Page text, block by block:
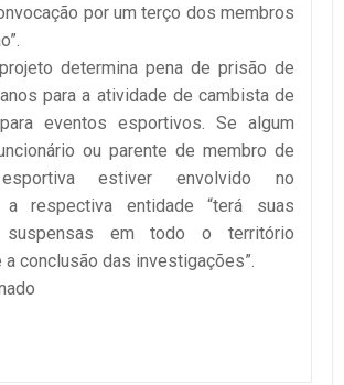
por um terço dos membros
determina pena de prisão de
para a atividade de cambista de
eventos esportivos. Se algum
ou parente de membro de
estiver envolvido no
a respectiva entidade “terá suas
suspensas em todo o território
a conclusão das investigações”.